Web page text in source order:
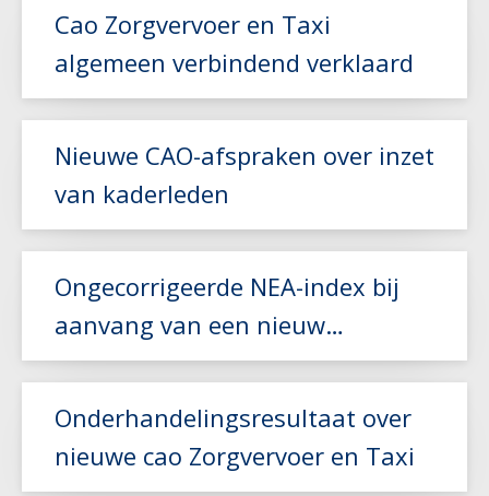
Cao Zorgvervoer en Taxi
algemeen verbindend verklaard
Nieuwe CAO-afspraken over inzet
van kaderleden
Ongecorrigeerde NEA-index bij
aanvang van een nieuw
vervoerscontract
Onderhandelingsresultaat over
nieuwe cao Zorgvervoer en Taxi